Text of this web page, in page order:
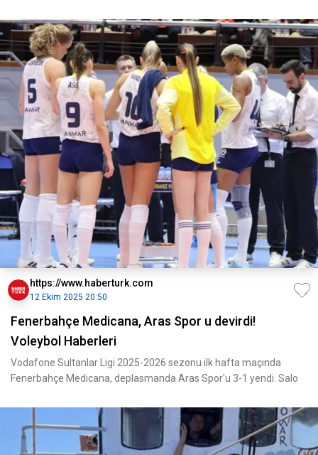
https://www.haberturk.com
12 Ekim 2025 20:50
Fenerbahçe Medicana, Aras Spor u devirdi!
Voleybol Haberleri
Vodafone Sultanlar Ligi 2025-2026 sezonu ilk hafta maçında
Fenerbahçe Medicana, deplasmanda Aras Spor'u 3-1 yendi. Salo